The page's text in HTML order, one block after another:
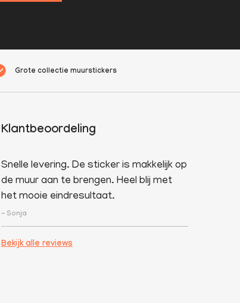
Grote collectie muurstickers
Klantbeoordeling
Snelle levering. De sticker is makkelijk op
de muur aan te brengen. Heel blij met
het mooie eindresultaat.
- Sonja
Bekijk alle reviews